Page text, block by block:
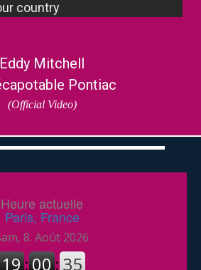
Eddy Mitchell
Pontiac
(Official Video)
Heure actuelle
Paris, France